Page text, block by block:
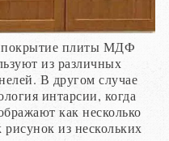
покрытие плиты МДФ
из различных
В другом случае
интарсии, когда
как несколько
из нескольких